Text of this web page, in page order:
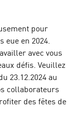
pour
en 2024.
avec vous
défis. Veuillez
23.12.2024 au
collaborateurs
des fêtes de